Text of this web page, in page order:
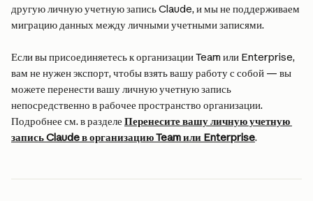
другую личную учетную запись Claude, и мы не поддерживаем
миграцию данных между личными учетными записями.
Если вы присоединяетесь к организации Team или Enterprise,
вам не нужен экспорт, чтобы взять вашу работу с собой — вы
можете перенести вашу личную учетную запись
непосредственно в рабочее пространство организации.
Подробнее см. в разделе Перенесите вашу личную учетную
запись Claude в организацию Team или Enterprise.